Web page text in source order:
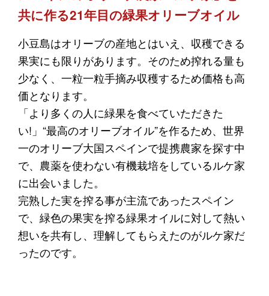
共に作る21年目の緑果オリーブオイル
小豆島はオリーブの産地とはいえ、収穫できる
果実にも限りがあります。そのため搾れる量も
少なく、一粒一粒手摘み収穫するため価格も高
価となります。
「より多くの人に緑果を食べていただきた
い!」“最高のオリーブオイル”を作るため、世界
一のオリーブ大国スペインで提携農家を探す中
で、農薬を使わない有機栽培をしているルケ家
に出会いました。
完熟した実を搾る事が主流であったスペイン
で、緑色の果実を搾る緑果オイルに対して熱い
想いを共有し、理解してもらえたのがルケ家だ
ったのです。